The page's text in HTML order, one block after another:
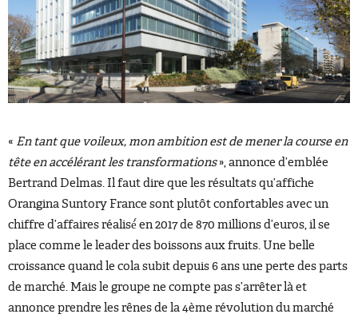
« En tant que voileux, mon ambition est de mener la course en
tête en accélérant les transformations», annonce d’emblée
Bertrand Delmas. Il faut dire que les résultats qu’affiche
Orangina Suntory France sont plutôt confortables avec un
chiffre d’affaires réalisé́ en 2017 de 870 millions d’euros, il se
place comme le leader des boissons aux fruits. Une belle
croissance quand le cola subit depuis 6 ans une perte des parts
de marché. Mais le groupe ne compte pas s’arrêter là et
annonce prendre les rênes de la 4ème révolution du marché